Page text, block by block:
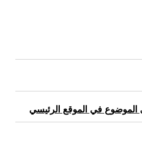
الموضوع في الموقع الرئيسي